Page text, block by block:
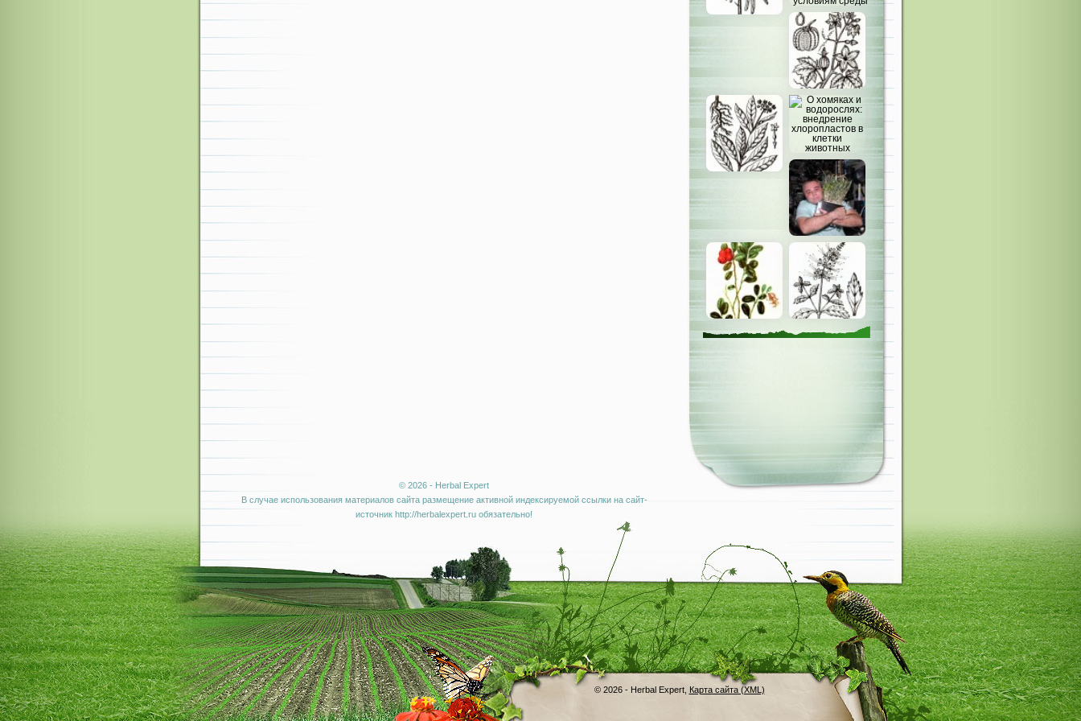
© 2026 - Herbal Expert
В случае использования материалов сайта размещение активной индексируемой ссылки на сайт-
источник http://herbalexpert.ru обязательно!
© 2026 - Herbal Expert, Карта сайта (XML)